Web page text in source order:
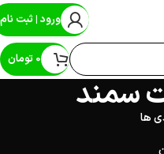
ورود | ثبت نام
0 تومان
سمند
ها